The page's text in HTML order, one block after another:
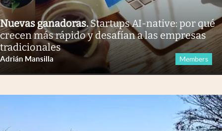
Nuevas ganadoras.Startups AI-native: por qué
crecen más rápido y desafían a las empresas
tradicionales
Adrián Mansilla Members